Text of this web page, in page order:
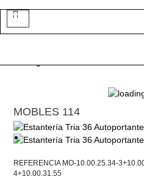
Toggle
MOBLES 114
MO-10.00.25.34-
4+10.00.31.55